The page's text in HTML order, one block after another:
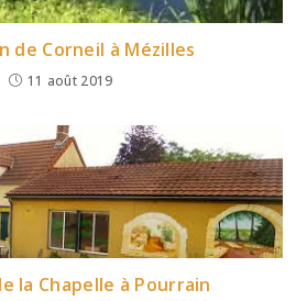
de Corneil à Mézilles
11 août 2019
la Chapelle à Pourrain